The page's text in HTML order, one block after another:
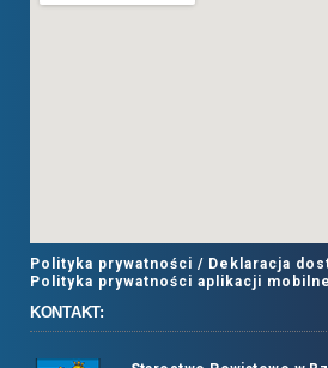
Polityka prywatności / Deklaracja
Polityka prywatności aplikacji
KONTAKT: